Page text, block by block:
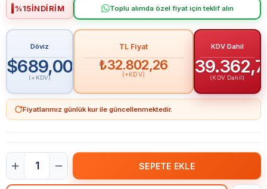
%15İNDIRIM Toplu alımda özel fiyat için teklif alın
Döviz
$689,00
(+KDV)
TL Fiyat
₺32.802,26
(+KDV)
KDV Dahil
(KDV Dahil)
Fiyatlarımız günlük kur ile güncellenmektedir.